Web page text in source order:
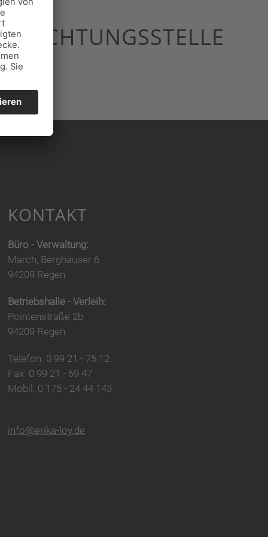
KONTAKT
Büro - Verwaltung:
March, Berghäuser 6
94209 Regen
Betriebshalle - Verleih:
Pointenstraße 2b
94209 Regen
Telefon: 0 99 21 - 75 12
Fax: 0 99 21 - 69 47
Mobil: 0 175 - 24 44 143
info@erika-loy.de